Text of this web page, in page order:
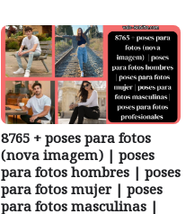
8765 + poses para fotos
(nova imagem) | poses
para fotos hombres | poses
para fotos mujer | poses
para fotos masculinas |